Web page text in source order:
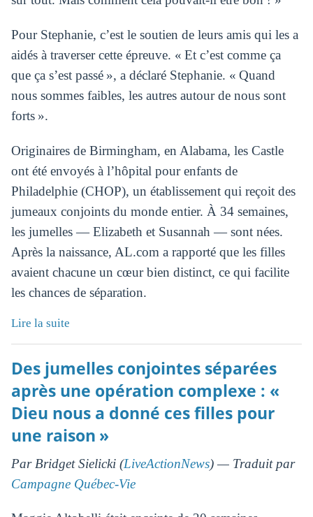
Pour Stephanie, c’est le soutien de leurs amis qui les a
aidés à traverser cette épreuve. « Et c’est comme ça
que ça s’est passé », a déclaré Stephanie. « Quand
nous sommes faibles, les autres autour de nous sont
forts ».
Originaires de Birmingham, en Alabama, les Castle
ont été envoyés à l’hôpital pour enfants de
Philadelphie (CHOP), un établissement qui reçoit des
jumeaux conjoints du monde entier. À 34 semaines,
les jumelles — Elizabeth et Susannah — sont nées.
Après la naissance, AL.com a rapporté que les filles
avaient chacune un cœur bien distinct, ce qui facilite
les chances de séparation.
Lire la suite
Des jumelles conjointes séparées
après une opération complexe : «
Dieu nous a donné ces filles pour
une raison »
Par Bridget Sielicki (LiveActionNews) — Traduit par
Campagne Québec-Vie